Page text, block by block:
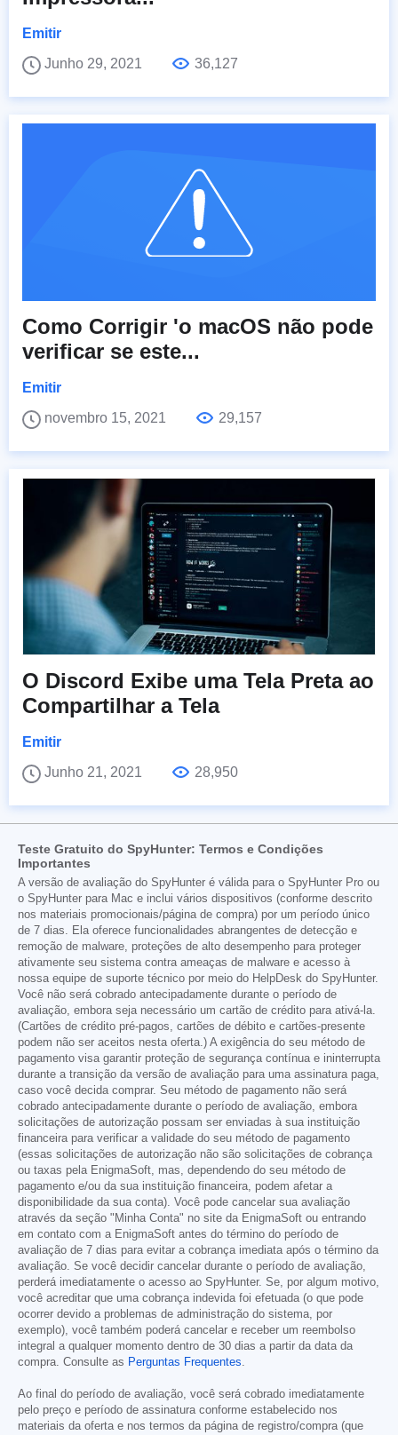
Emitir
Junho 29, 2021
36,127
Como Corrigir 'o macOS não pode
verificar se este...
Emitir
novembro 15, 2021
29,157
O Discord Exibe uma Tela Preta ao
Compartilhar a Tela
Emitir
Junho 21, 2021
28,950
Teste Gratuito do SpyHunter: Termos e Condições
Importantes
A versão de avaliação do SpyHunter é válida para o SpyHunter Pro ou
o SpyHunter para Mac e inclui vários dispositivos (conforme descrito
nos materiais promocionais/página de compra) por um período único
de 7 dias. Ela oferece funcionalidades abrangentes de detecção e
remoção de malware, proteções de alto desempenho para proteger
ativamente seu sistema contra ameaças de malware e acesso à
nossa equipe de suporte técnico por meio do HelpDesk do SpyHunter.
Você não será cobrado antecipadamente durante o período de
avaliação, embora seja necessário um cartão de crédito para ativá-la.
(Cartões de crédito pré-pagos, cartões de débito e cartões-presente
podem não ser aceitos nesta oferta.) A exigência do seu método de
pagamento visa garantir proteção de segurança contínua e ininterrupta
durante a transição da versão de avaliação para uma assinatura paga,
caso você decida comprar. Seu método de pagamento não será
cobrado antecipadamente durante o período de avaliação, embora
solicitações de autorização possam ser enviadas à sua instituição
financeira para verificar a validade do seu método de pagamento
(essas solicitações de autorização não são solicitações de cobrança
ou taxas pela EnigmaSoft, mas, dependendo do seu método de
pagamento e/ou da sua instituição financeira, podem afetar a
disponibilidade da sua conta). Você pode cancelar sua avaliação
através da seção "Minha Conta" no site da EnigmaSoft ou entrando
em contato com a EnigmaSoft antes do término do período de
avaliação de 7 dias para evitar a cobrança imediata após o término da
avaliação. Se você decidir cancelar durante o período de avaliação,
perderá imediatamente o acesso ao SpyHunter. Se, por algum motivo,
você acreditar que uma cobrança indevida foi efetuada (o que pode
ocorrer devido a problemas de administração do sistema, por
exemplo), você também poderá cancelar e receber um reembolso
integral a qualquer momento dentro de 30 dias a partir da data da
compra. Consulte as Perguntas Frequentes.
Ao final do período de avaliação, você será cobrado imediatamente
pelo preço e período de assinatura conforme estabelecido nos
materiais da oferta e nos termos da página de registro/compra (que